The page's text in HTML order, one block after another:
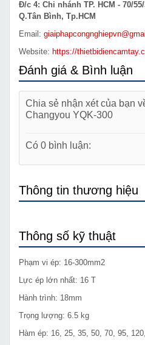
Đ/c 4: Chi nhánh TP. HCM - 70/
Q.Tân Bình, Tp.HCM
Email:
Website: https://
Đánh giá & Bình luận
Chia sẻ nhận xét của bạn
Changyou YQK-300
Có 0 bình luận:
Thông tin thương hiệu
Thông số kỹ thuật
Phạm vi ép: 16-300mm2
Lực ép lớn nhất: 16 T
Hành trình: 18mm
Trọng lượng: 6.5 kg
Hàm ép: 16, 25, 35, 50, 70, 95,